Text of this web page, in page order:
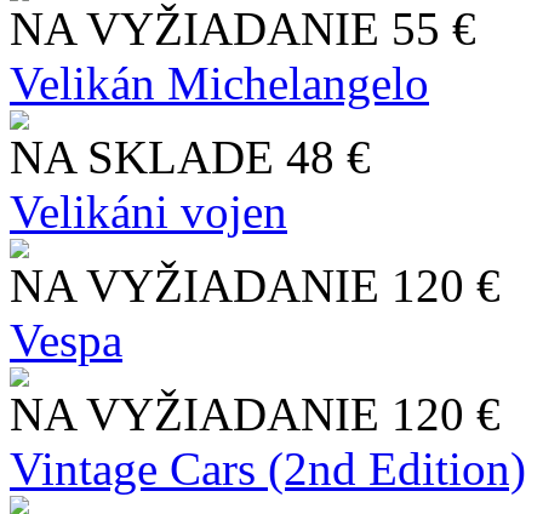
NA VYŽIADANIE 55 €
Velikán Michelangelo
NA SKLADE 48 €
Velikáni vojen
NA VYŽIADANIE 120 €
Vespa
NA VYŽIADANIE 120 €
Vintage Cars (2nd Edition)